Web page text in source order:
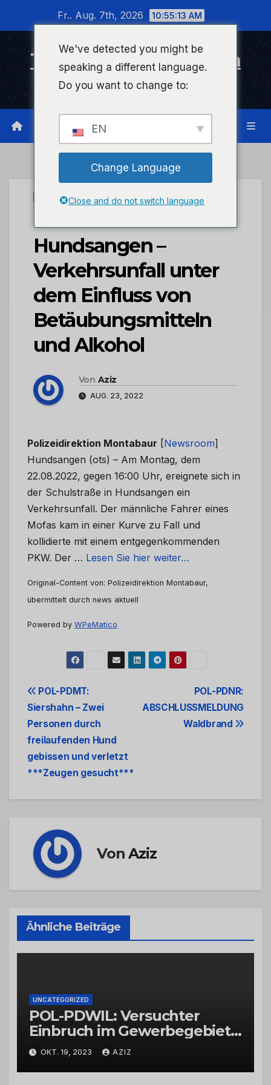
wechseln
Fr.. Aug. 7th, 2026 10:55:14 AM
Timeline Bad Kreuznach
Infonetzwerk für Bad Kreuznach
UNCATEGORIZED
POL-PDMT:
Hundsangen –
Verkehrsunfall unter
dem Einfluss von
Betäubungsmitteln
und Alkohol
Von Aziz
AUG. 23, 2022
Polizeidirektion Montabaur [Newsroom]
Hundsangen (ots) – Am Montag, dem
22.08.2022, gegen 16:00 Uhr, ereignete sich in
der Schulstraße in Hundsangen ein
Verkehrsunfall. Der männliche Fahrer eines
Mofas kam in einer Kurve zu Fall und
kollidierte mit einem entgegenkommenden
PKW. Der … Lesen Sie hier weiter…
Original-Content von: Polizeidirektion Montabaur,
übermittelt durch news aktuell
Powered by WPeMatico
Beitrags-
Navigation
POL-PDNR:
ABSCHLUSSMELDUNG
Waldbrand
POL-PDMT:
Siershahn – Zwei
Personen durch
freilaufenden Hund
gebissen und verletzt
***Zeugen gesucht***
VonAziz
Ähnliche Beiträge
UNCATEGORIZED
POL-PDWIL: Versuchter
Einbruch im Gewerbegebiet
Wittlich
OKT. 19, 2023 AZIZ
We've detected you might be
speaking a different language.
Do you want to change to:
EN
Change Language
Close and do not switch language